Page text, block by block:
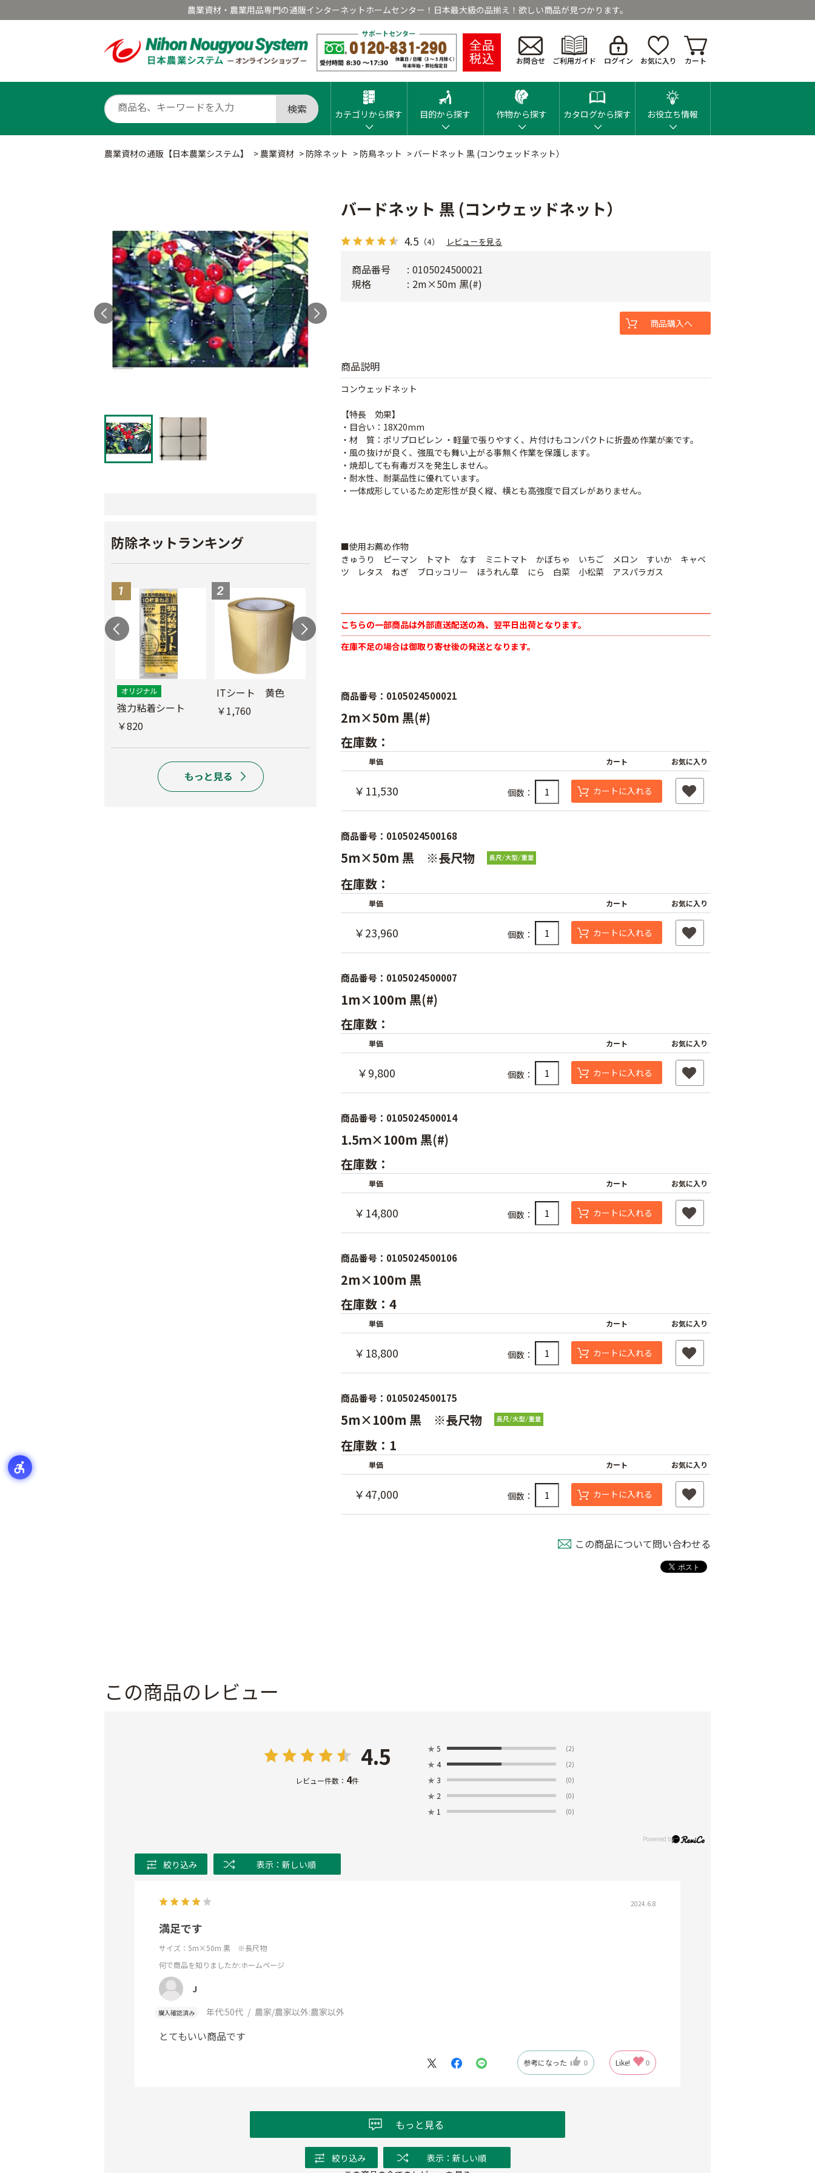
農業資材・農業用品専門の通販インターネットホームセンター！日本最大級の品揃え！欲しい商品が見つかります。
全品
税込 お問合せ ご利用ガイド ログイン お気に入り カート
検索 カテゴリから探す 目的から探す 作物から探す カタログから探す お役立ち情報
農業資材の通販【日本農業システム】 > 農業資材 > 防除ネット > 防鳥ネット > バードネット 黒 (コンウェッドネット）
防除ネットランキング
強力粘着シート
￥820
ITシート 黄色
￥1,760
防風網 青
￥8,480
防虫テープ
￥620
バードネット 黒 (コンウェッドネット）
4.5 （4） レビューを見る
商品説明
コンウェッドネット
【特長 効果】
・目合い：18X20mm
・材 質：ポリプロピレン ・軽量で張りやすく、片付けもコンパクトに折畳め作業が楽です。
・風の抜けが良く、強風でも舞い上がる事無く作業を保護します。
・焼却しても有毒ガスを発生しません。
・耐水性、耐薬品性に優れています。
・一体成形しているため定形性が良く縦、横とも高強度で目ズレがありません。
■使用お薦め作物
きゅうり ピーマン トマト なす ミニトマト かぼちゃ いちご メロン すいか キャベ
ツ レタス ねぎ ブロッコリー ほうれん草 にら 白菜 小松菜 アスパラガス
こちらの一部商品は外部直送配送の為、翌平日出荷となります。
在庫不足の場合は御取り寄せ後の発送となります。
商品番号
0105024500021
規格
2m×50m 黒(#)
商品購入へ
商品番号：0105024500021
2m×50m 黒(#)
在庫数：
単価 カート お気に入り
￥11,530 個数： カートに入れる
商品番号：0105024500168
5m×50m 黒 ※長尺物
在庫数：
単価 カート お気に入り
￥23,960 個数： カートに入れる
商品番号：0105024500007
1m×100m 黒(#)
在庫数：
単価 カート お気に入り
￥9,800 個数： カートに入れる
商品番号：0105024500014
1.5ｍ×100m 黒(#)
在庫数：
単価 カート お気に入り
￥14,800 個数： カートに入れる
商品番号：0105024500106
2m×100m 黒
在庫数：4
単価 カート お気に入り
￥18,800 個数： カートに入れる
商品番号：0105024500175
5m×100m 黒 ※長尺物
在庫数：1
単価 カート お気に入り
￥47,000 個数： カートに入れる
この商品について問い合わせる
この商品のレビュー
4.5
レビュー件数： 4件
★ 5 (2)
★ 4 (2)
★ 3 (0)
★ 2 (0)
★ 1 (0)
絞り込み 表示：新しい順
2024.6.8
満足です
サイズ：5m×50m 黒 ※長尺物
何で商品を知りましたか:ホームページ
J
購入確認済み 年代:50代 農家/農家以外:農家以外
とてもいい商品です
参考になった 0 Like! 0
もっと見る
絞り込み
表示：新しい順